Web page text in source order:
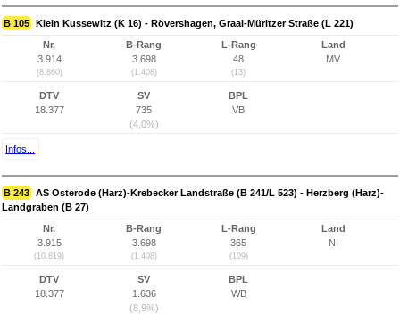
B 105 Klein Kussewitz (K 16) - Rövershagen, Graal-Müritzer Straße (L 221)
Nr.
3.914
(8.860)
B-Rang
3.698
(1.408)
L-Rang
48
(13)
Land
MV
DTV
18.377
SV
735
(4,0%)
BPL
VB
Infos...
B 243 AS Osterode (Harz)-Krebecker Landstraße (B 241/L 523) - Herzberg (Harz)-
Landgraben (B 27)
Nr.
3.915
(10.819)
B-Rang
3.698
(1.408)
L-Rang
365
(109)
Land
NI
DTV
18.377
SV
1.636
(8,9%)
BPL
WB